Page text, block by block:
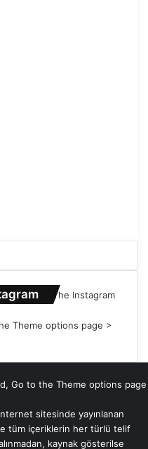
The Instagram
Theme options page >
Go to the Theme options page
sitesinde yayınlanan
tüm içeriklerin her türlü telif
kaynak gösterilse